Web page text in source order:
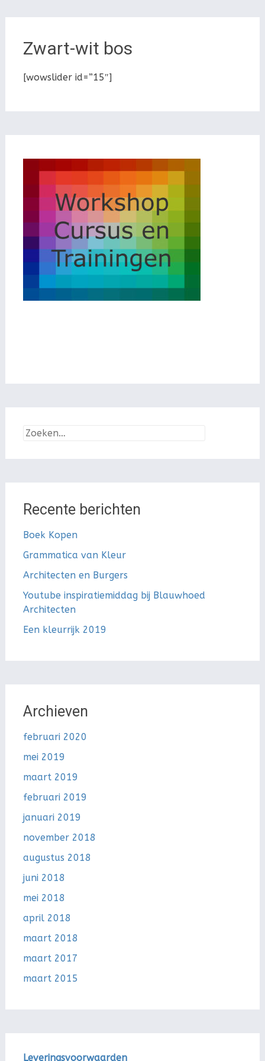
Zwart-wit bos
[wowslider id=”15″]
Zoeken
Recente berichten
Boek Kopen
Grammatica van Kleur
Architecten en Burgers
Youtube inspiratiemiddag bij Blauwhoed
Architecten
Een kleurrijk 2019
Archieven
februari 2020
mei 2019
maart 2019
februari 2019
januari 2019
november 2018
augustus 2018
juni 2018
mei 2018
april 2018
maart 2018
maart 2017
maart 2015
Leveringsvoorwaarden